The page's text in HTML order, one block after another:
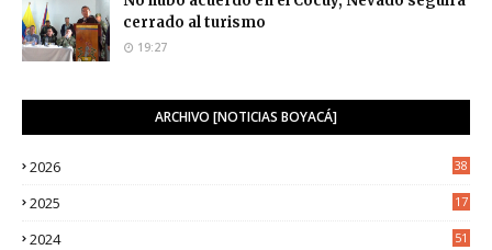
cerrado al turismo
19:27
ARCHIVO [NOTICIAS BOYACÁ]
2026 38
2025
17
2024 51